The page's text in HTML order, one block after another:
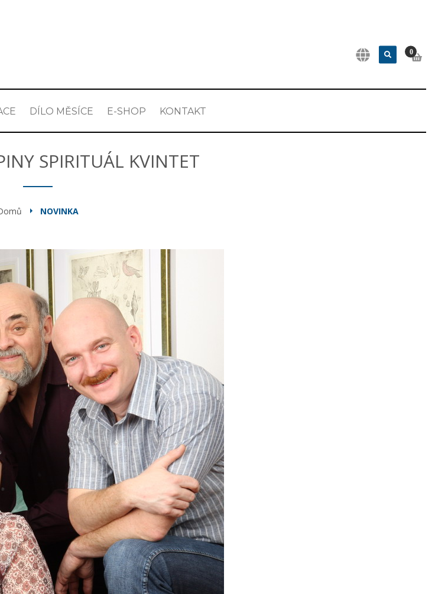
0
DÍLO MĚSÍCE E-SHOP KONTAKT
SPIRITUÁL KVINTET
NOVINKA